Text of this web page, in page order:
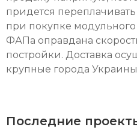
придется
при покупке
ФАПа оправдана
постройки. Доставка
крупные города
Последние